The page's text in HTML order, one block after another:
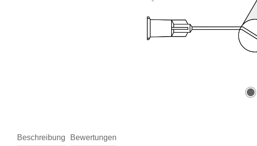
Beschreibung Bewertungen